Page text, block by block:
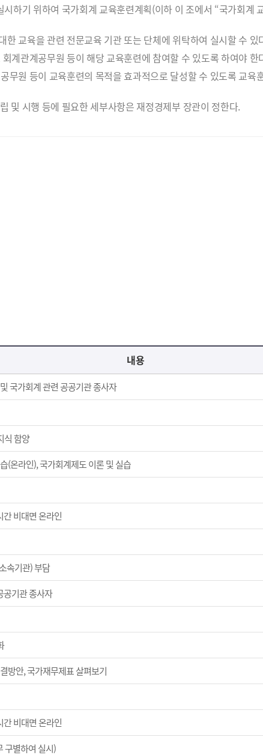
하기 위하여 국가회계 교육훈련계획(이하 이 조에서 “국가회계
교육을 관련 전문교육 기관 또는 단체에 위탁하여 실시할 수 있
계관계공무원 등이 해당 교육훈련에 참여할 수 있도록 하여야 한
원 등이 교육훈련의 목적을 효과적으로 달성할 수 있도록 교육
및 시행 등에 필요한 세부사항은 재정경제부 장관이 정한다.
내용
국가회계 관련 공공기관 종사자
식 함양
(온라인), 국가회계제도 이론 및 실습
간 비대면 온라인
속기관) 부담
공기관 종사자
방안, 국가재무제표 살펴보기
간 비대면 온라인
구별하여 실시)